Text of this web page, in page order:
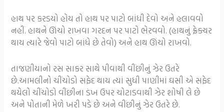
હાથ પર કરડયો હોય તો હાથ પર પાટો બાંધી દેવો અને હલાવવો
નહીં. હાથને ઊંચો રાખવા ગરદન પર પાટો ભેરવવો. (હાથનું ફ્રેક્ચર
થાય ત્યારે જેવો પાટો બાંધે છે તેવો) અને હાથ ઊંચો રાખવો.
તાજણીયાનો રસ સાકર સાથે પીવાથી વીંછીનું ઝેર ઉતરે
છે.આમલીનો ચીંચોડો સફેદ થાય ત્યાં સુધી પાણીમાં ઘસી એ સફેદ
થયેલો ચીંચોડો વીંછીના ડંખ ઉપર ચોટાડવાથી ઝેર શોષી લે છે
અને પોતાની મેળે ખરી પડે છે અને વીંછીનું ઝેર ઉતરે છે.